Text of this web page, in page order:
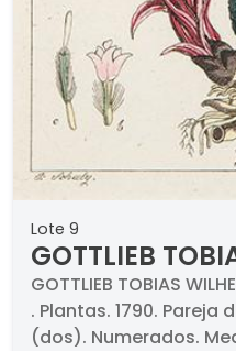
Lote 9
GOTTLIEB
Plantas
GOTTLIEB TOBIAS
. Plantas. 1790.
(dos). Numerados.